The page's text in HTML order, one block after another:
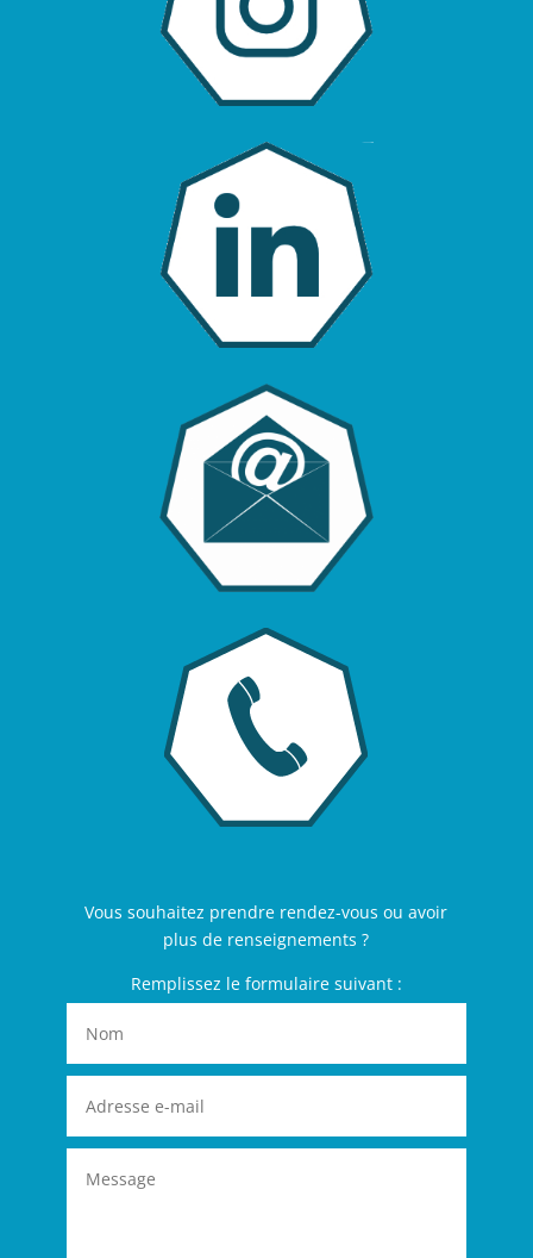
Vous souhaitez prendre rendez-vous ou avoir
plus de renseignements ?
Remplissez le formulaire suivant :